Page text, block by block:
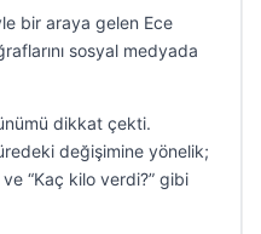
bir araya gelen Ece
sosyal medyada
dikkat çekti.
değişimine yönelik;
ve “Kaç kilo verdi?” gibi